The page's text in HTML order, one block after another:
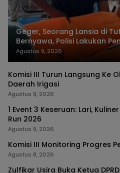
Geger, Seorang Lansia di
Bernyawa, Polisi Lakukan
Agustus 9, 2026
Komisi III Turun Langsung Ke
Daerah Irigasi
Agustus 9, 2026
1 Event 3 Keseruan: Lari,
Run 2026
Agustus 9, 2026
Komisi III Monitoring Progres
Agustus 8, 2026
Zulfikar Usira Buka Ketua